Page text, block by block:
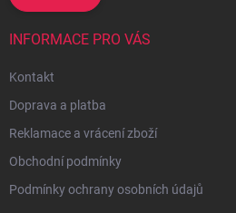
INFORMACE PRO VÁS
Kontakt
Doprava a platba
Reklamace a vrácení zboží
Obchodní podmínky
Podmínky ochrany osobních údajů